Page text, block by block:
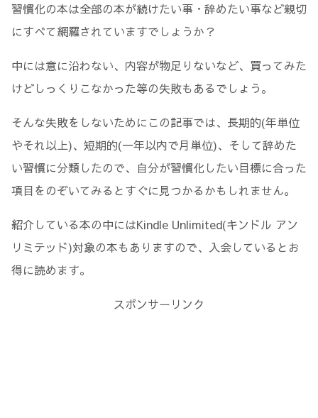
習慣化の本は全部の本が続けたい事・辞めたい事など親切
にすべて網羅されていますでしょうか？
中には意に沿わない、内容が物足りないなど、買ってみた
けどしっくりこなかった等の失敗もあるでしょう。
そんな失敗をしないためにこの記事では、長期的(年単位
やそれ以上)、短期的(一年以内で月単位)、そして辞めた
い習慣に分類したので、自分が習慣化したい目標に合った
項目をのぞいてみるとすぐに見つかるかもしれません。
紹介している本の中にはKindle Unlimited(キンドル アン
リミテッド)対象の本もありますので、入会しているとお
得に読めます。
スポンサーリンク